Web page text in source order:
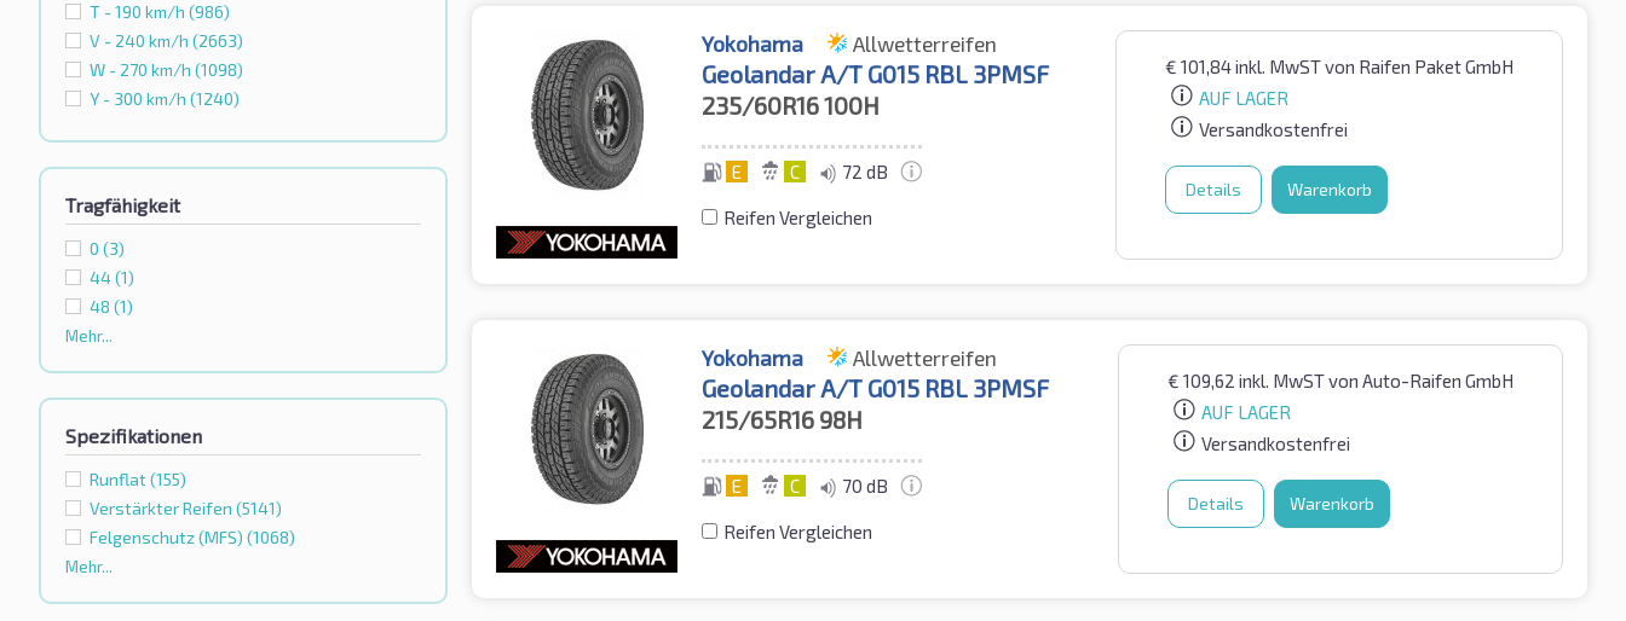
T - 190 km/h (986)
V - 240 km/h (2663)
W - 270 km/h (1098)
Y - 300 km/h (1240)
Tragfähigkeit
0 (3)
44(1)
48 (1)
Mehr...
Spezifikationen
Runflat(155)
Verstärkter Reifen (5141)
Felgenschutz (MFS) (1068)
Mehr...
Yokohama Allwetterreifen
Geolandar A/T G015 RBL 3PMSF
235/60R16100H
E C 72 dB
Reifen Vergleichen
€ 101,84inkl. MwSTvon Raifen Paket GmbH
AUF LAGER
Versandkostenfrei
Details Warenkorb
Yokohama Allwetterreifen
Geolandar A/T G015 RBL 3PMSF
215/65R16 98H
E C 70 dB
Reifen Vergleichen
€ 109,62 inkl. MwSTvon Auto-Raifen GmbH
AUF LAGER
Versandkostenfrei
Details Warenkorb